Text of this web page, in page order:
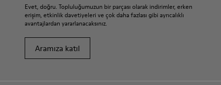
Evet, doğru. Topluluğumuzun bir parçası olarak indirimler, erken
erişim, etkinlik davetiyeleri ve çok daha fazlası gibi ayrıcalıklı
avantajlardan yararlanacaksınız.
Aramıza katıl